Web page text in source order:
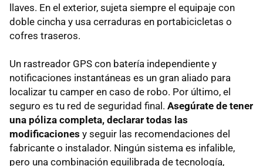
llaves. En el exterior, sujeta siempre el equipaje con
doble cincha y usa cerraduras en portabicicletas o
cofres traseros.
Un rastreador GPS con batería independiente y
notificaciones instantáneas es un gran aliado para
localizar tu camper en caso de robo. Por último, el
seguro es tu red de seguridad final. Asegúrate de tener
una póliza completa, declarar todas las
modificaciones y seguir las recomendaciones del
fabricante o instalador. Ningún sistema es infalible,
pero una combinación equilibrada de tecnología,